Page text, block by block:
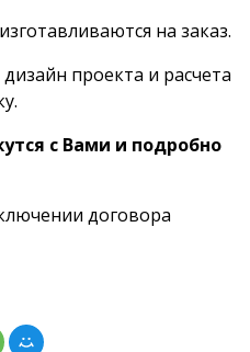
на заказ.
проекта и расчета
с Вами и подробно
договора